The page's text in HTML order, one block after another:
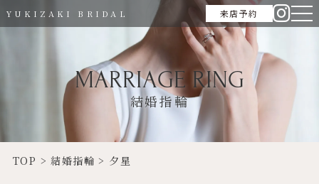
YUKIZAKI BRIDAL 来店予約
MARRIAGE RING
結婚指輪
TOP >結婚指輪 > 夕星